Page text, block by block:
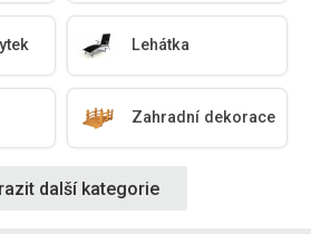
Lehátka
Zahradní dekorace
další kategorie